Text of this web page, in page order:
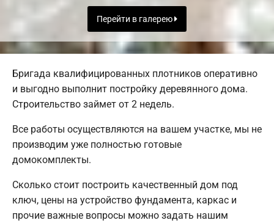
Перейти в галерею
Бригада квалифицированных плотников оперативно
и выгодно выполнит постройку деревянного дома.
Строительство займет от 2 недель.
Все работы осуществляются на вашем участке, мы не
производим уже полностью готовые
домокомплекты.
Сколько стоит построить качественный дом под
ключ, цены на устройство фундамента, каркас и
прочие важные вопросы можно задать нашим